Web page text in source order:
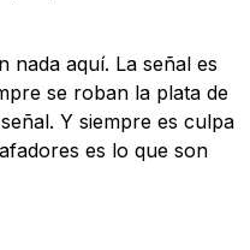
nada aquí. La señal es
se roban la plata de
Y siempre es culpa
es lo que son